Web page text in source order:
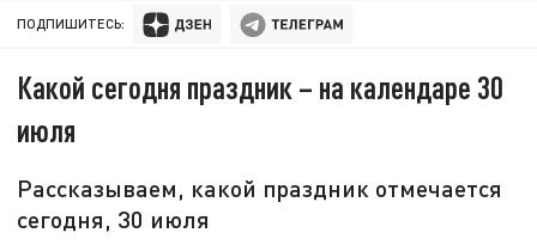
ПОДПИШИТЕСЬ:
Какой сегодня праздник – на календаре 30
июля
Рассказываем, какой праздник отмечается
сегодня, 30 июля